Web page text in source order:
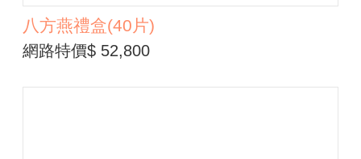
八方燕禮盒(40片)
網路特價$ 52,800